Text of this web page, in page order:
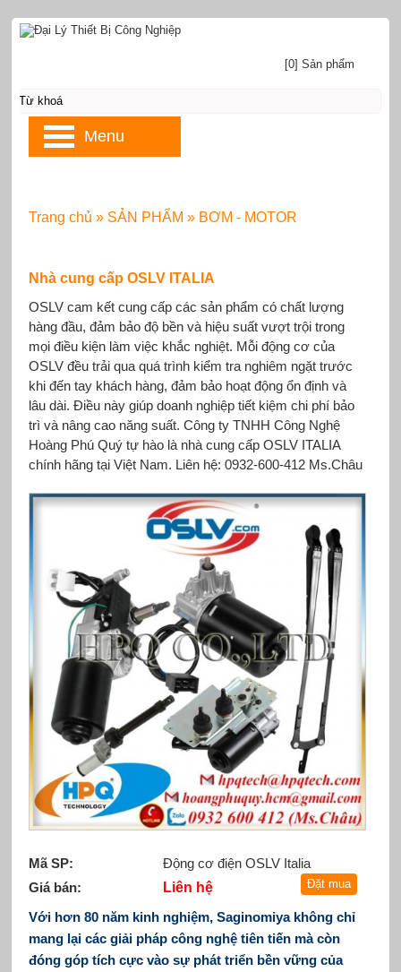
Nhà cung cấp OSLV ITALIA
OSLV cam kết cung cấp các sản phẩm có chất lượng
hàng đầu, đảm bảo độ bền và hiệu suất vượt trội trong
mọi điều kiện làm việc khắc nghiệt. Mỗi động cơ của
OSLV đều trải qua quá trình kiểm tra nghiêm ngặt trước
khi đến tay khách hàng, đảm bảo hoạt động ổn định và
lâu dài. Điều này giúp doanh nghiệp tiết kiệm chi phí bảo
trì và nâng cao năng suất. Công ty TNHH Công Nghệ
Hoàng Phú Quý tự hào là nhà cung cấp OSLV ITALIA
chính hãng tại Việt Nam. Liên hệ: 0932-600-412 Ms.Châu
Mã SP:
Động cơ điện OSLV Italia
Giá bán:
Liên hệ
Với hơn 80 năm kinh nghiệm, Saginomiya không chỉ
mang lại các giải pháp công nghệ tiên tiến mà còn
đóng góp tích cực vào sự phát triển bền vững của
Trang chủ » SẢN PHẨM » BƠM - MOTOR
[0] Sản phẩm
Menu